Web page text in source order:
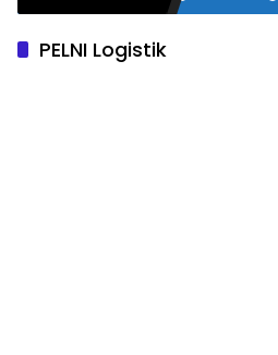
PELNI Logistik